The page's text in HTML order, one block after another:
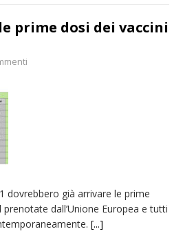
prime dosi dei vaccini
dovrebbero già arrivare le prime
dall’Unione Europea e tutti
[...]